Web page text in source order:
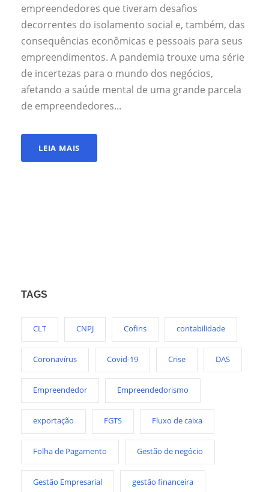
empreendedores que tiveram desafios
decorrentes do isolamento social e, também, das
consequências econômicas e pessoais para seus
empreendimentos. A pandemia trouxe uma série
de incertezas para o mundo dos negócios,
afetando a saúde mental de uma grande parcela
de empreendedores...
LEIA MAIS
TAGS
CLT CNPJ Cofins contabilidade
Coronavírus Covid-19 Crise DAS
Empreendedor Empreendedorismo
exportação FGTS Fluxo de caixa
Folha de Pagamento Gestão de negócio
Gestão Empresarial gestão financeira